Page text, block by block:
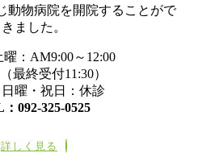
動物病院を開院することがで
きました。
：AM9:00～12:00
受付11:30）
曜・祝日：休診
092-325-0525
詳しく見る